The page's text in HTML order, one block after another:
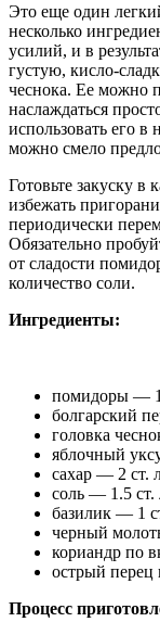
Это еще один
несколько
усилий, и в
густую, кисло-
чеснока. Ее можно
наслаждаться
использовать его
можно смело
Готовьте закуску
избежать
периодически
Обязательно
от сладости
количество соли.
Ингредиенты:
помидоры —
болгарский
головка
яблочный
сахар — 2 ст.
соль — 1.5 ст.
базилик — 1
черный
кориандр по
острый перец
Процесс